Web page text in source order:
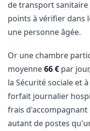
de transport
points à vérifier dans
une personne âgée.
Or une chambre
moyenne66 € par
la Sécurité sociale et
forfait journalier
frais d'accompagnant
autant de postes